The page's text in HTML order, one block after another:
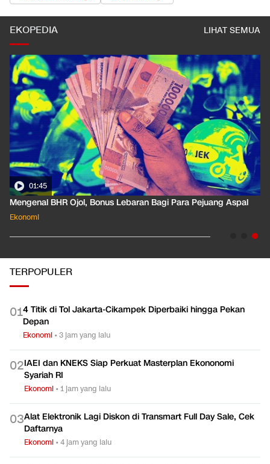
EKOPEDIA LIHAT SEMUA
01:35
Pahami Dampak Kenaikan Suku Bunga Acuan ke Cicilan KPR
Ekonomi
TERPOPULER
014 Titik di Tol Jakarta-Cikampek Diperbaiki hingga Pekan
Depan
Ekonomi •3 jam yang lalu
02IAEI dan KNEKS Siap Perkuat Masterplan Ekononomi
Syariah RI
Ekonomi •1 jam yang lalu
03Alat Elektronik Lagi Diskon di Transmart Full Day Sale, Cek
Daftarnya
Ekonomi •4 jam yang lalu